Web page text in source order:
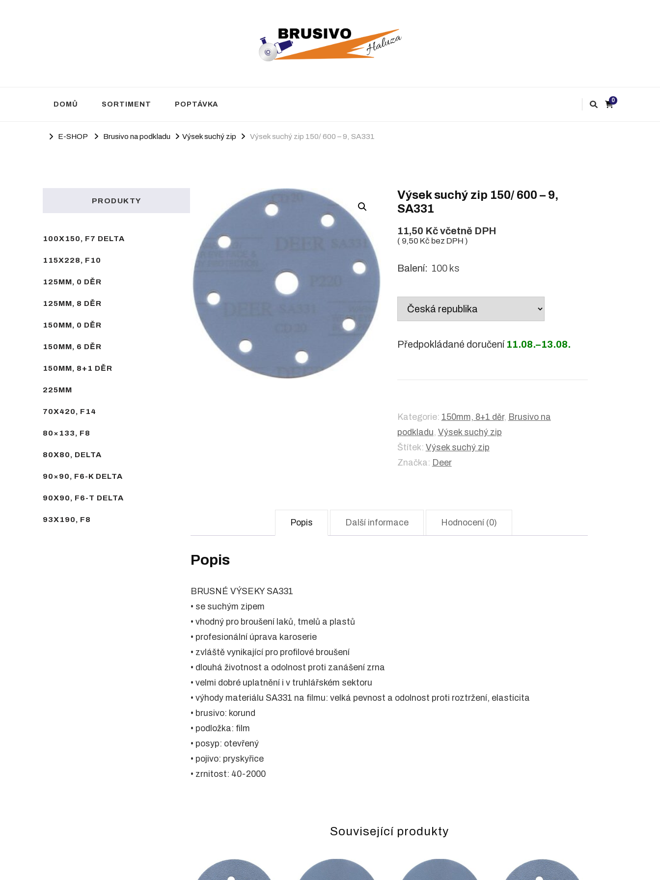
DOMŮ SORTIMENT POPTÁVKA 0
E-SHOP Brusivo na podkladu Výsek suchý zip Výsek suchý zip 150/ 600 – 9, SA331
Výsek suchý zip 150/ 600 – 9,
SA331
11,50 Kčvčetně DPH
( 9,50 Kč bez DPH )
Balení: 100 ks
Country
Předpokládané doručení 11.08.–13.08.
Kategorie: 150mm, 8+1 děr, Brusivo na
podkladu, Výsek suchý zip
Štítek: Výsek suchý zip
Značka: Deer
Popis Další informace Hodnocení (0)
Popis
BRUSNÉ VÝSEKY SA331
• se suchým zipem
• vhodný pro broušení laků, tmelů a plastů
• profesionální úprava karoserie
• zvláště vynikající pro profilové broušení
• dlouhá životnost a odolnost proti zanášení zrna
• velmi dobré uplatnění i v truhlářském sektoru
• výhody materiálu SA331 na filmu: velká pevnost a odolnost proti roztržení, elasticita
• brusivo: korund
• podložka: film
• posyp: otevřený
• pojivo: pryskyřice
• zrnitost: 40-2000
Související produkty
PRODUKTY
100X150, F7 DELTA
115X228, F10
125MM, 0 DĚR
125MM, 8 DĚR
150MM, 0 DĚR
150MM, 6 DĚR
150MM, 8+1 DĚR
225MM
70X420, F14
80×133, F8
80X80, DELTA
90×90, F6-K DELTA
90X90, F6-T DELTA
93X190, F8